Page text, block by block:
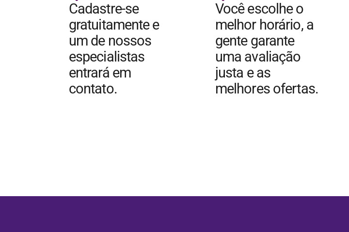
Cadastre-se
gratuitamente e
um de nossos
especialistas
entrará em
contato.
Você escolhe o
melhor horário, a
gente garante
uma avaliação
justa e as
melhores ofertas.